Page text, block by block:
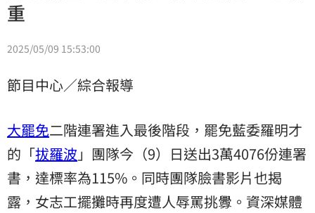
重
2025/05/09 15:53:00
節目中心／綜合報導
大罷免二階連署進入最後階段，罷免藍委羅明才
的「拔羅波 」團隊今（9）日送出3萬4076份連署
書，達標率為115%。同時團隊臉書影片也揭
露，女志工擺攤時再度遭人辱罵挑釁。資深媒體